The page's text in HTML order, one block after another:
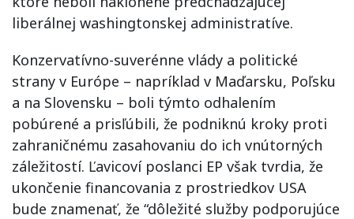
liberálnej washingtonskej administratíve.
Konzervatívno-suverénne vlády a politické
strany v Európe – napríklad v Maďarsku, Poľsku
a na Slovensku – boli týmto odhalením
pobúrené a prisľúbili, že podniknú kroky proti
zahraničnému zasahovaniu do ich vnútorných
záležitostí. Ľavicoví poslanci EP však tvrdia, že
ukončenie financovania z prostriedkov USA
bude znamenať, že “dôležité služby podporujúce